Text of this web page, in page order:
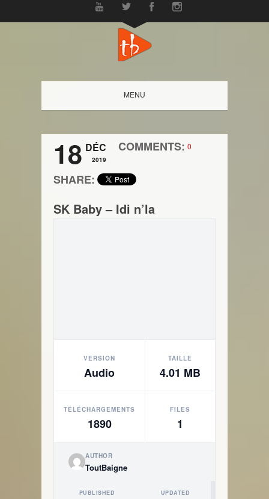
MENU
18 DÉC
2019
COMMENTS: 0
SHARE:
SK Baby – Idi n’la
VERSION
Audio
TAILLE
4.01 MB
TÉLÉCHARGEMENTS
1890
FILES
1
AUTHOR
ToutBaigne
PUBLISHED UPDATED